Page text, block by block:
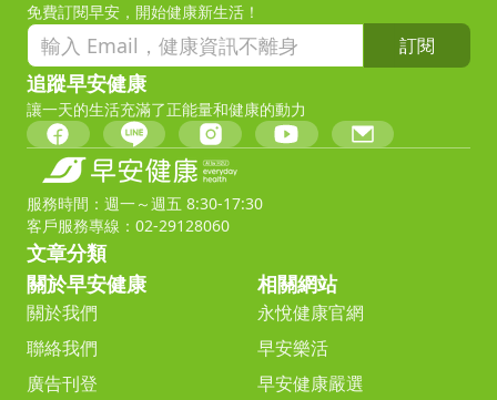
免費訂閱早安，開始健康新生活！
訂閱
追蹤早安健康
讓一天的生活充滿了正能量和健康的動力
服務時間：週一～週五 8:30-17:30
客戶服務專線：02-29128060
文章分類
關於早安健康
關於我們
聯絡我們
廣告刊登
相關網站
永悅健康官網
早安樂活
早安健康嚴選